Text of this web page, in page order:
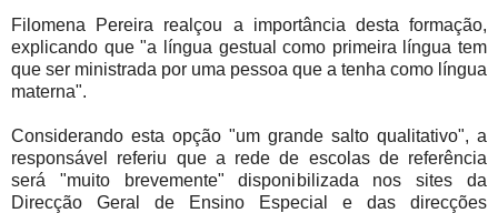
Filomena Pereira realçou a importância desta formação,
explicando que "a língua gestual como primeira língua tem
que ser ministrada por uma pessoa que a tenha como língua
materna".
Considerando esta opção "um grande salto qualitativo", a
responsável referiu que a rede de escolas de referência
será "muito brevemente" disponibilizada nos sites da
Direcção Geral de Ensino Especial e das direcções